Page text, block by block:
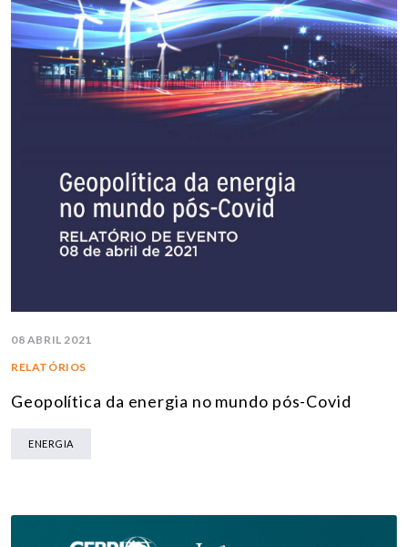
08 ABRIL 2021
RELATÓRIOS
Geopolítica da energia no mundo pós-Covid
ENERGIA